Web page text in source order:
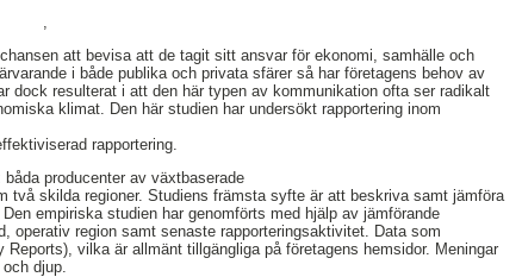
,
att bevisa att de tagit sitt ansvar för ekonomi, samhälle och
i både publika och privata sfärer så har företagens behov av
dock resulterat i att den här typen av kommunikation ofta ser radikalt
klimat. Den här studien har undersökt rapportering inom
rapportering.
producenter av växtbaserade
två skilda regioner. Studiens främsta syfte är att beskriva samt jämföra
empiriska studien har genomförts med hjälp av jämförande
operativ region samt senaste rapporteringsaktivitet. Data som
vilka är allmänt tillgängliga på företagens hemsidor. Meningar
djup.